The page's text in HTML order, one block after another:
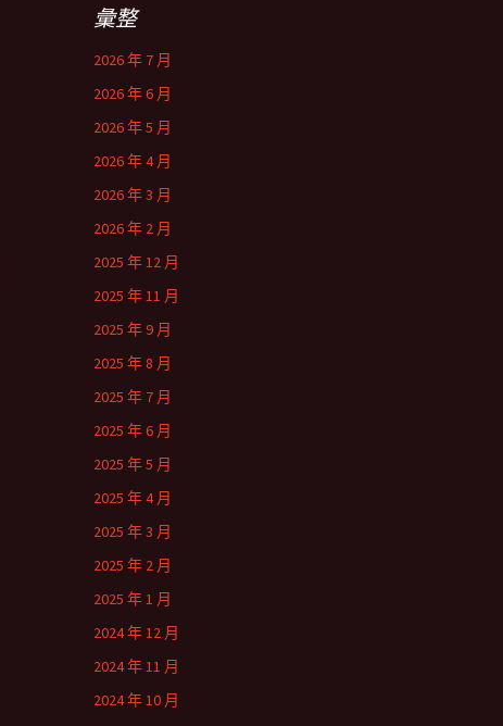
彙整
2026 年 7 月
2026 年 6 月
2026 年 5 月
2026 年 4 月
2026 年 3 月
2026 年 2 月
2025 年 12 月
2025 年 11 月
2025 年 9 月
2025 年 8 月
2025 年 7 月
2025 年 6 月
2025 年 5 月
2025 年 4 月
2025 年 3 月
2025 年 2 月
2025 年 1 月
2024 年 12 月
2024 年 11 月
2024 年 10 月